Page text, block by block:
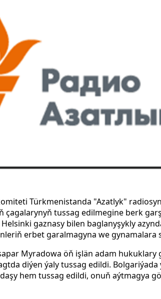
Türkmenistanda "Azatlyk"
çagalarynyň tussag edilmegine berk
gaznasy bilen baglanyşykly
erbet garalmagyna we gynamalara
Myradowa öň işlän adam
diýen ýaly tussag edildi.
hem tussag edildi, onuň aýtmagya